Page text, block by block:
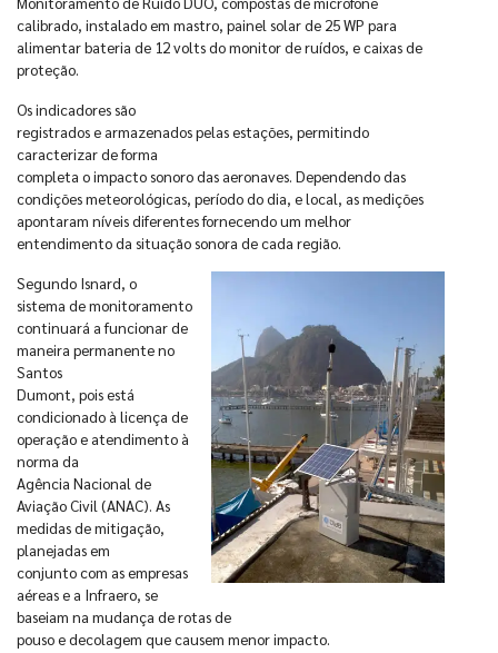
calibrado, instalado em mastro, painel solar de 25 WP para
alimentar bateria de 12 volts do monitor de ruídos, e caixas de
proteção.
Os indicadores são
registrados e armazenados pelas estações, permitindo
caracterizar de forma
completa o impacto sonoro das aeronaves. Dependendo das
condições meteorológicas, período do dia, e local, as medições
apontaram níveis diferentes fornecendo um melhor
entendimento da situação sonora de cada região.
Segundo Isnard, o
sistema de monitoramento
continuará a funcionar de
maneira permanente no
Santos
Dumont, pois está
condicionado à licença de
operação e atendimento à
norma da
Agência Nacional de
Aviação Civil (ANAC). As
medidas de mitigação,
planejadas em
conjunto com as empresas
aéreas e a Infraero, se
baseiam na mudança de rotas de
pouso e decolagem que causem menor impacto.